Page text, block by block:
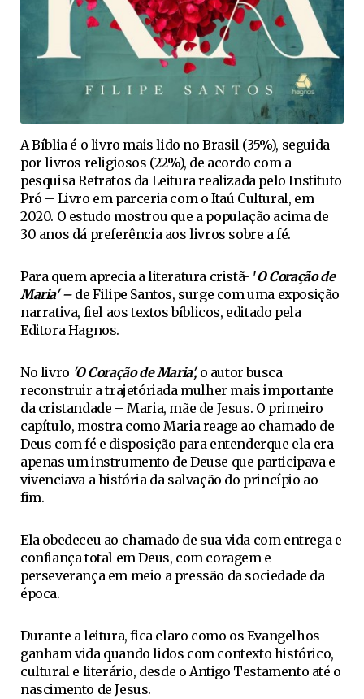
A Bíblia é o livro mais lido no Brasil (35%), seguida
por livros religiosos (22%), de acordo com a
pesquisa Retratos da Leitura realizada pelo Instituto
Pró – Livro em parceria com o Itaú Cultural, em
2020. O estudo mostrou que a população acima de
30 anos dá preferência aos livros sobre a fé.
Para quem aprecia a literatura cristã- 'O Coração de
Maria' – de Filipe Santos, surge com uma exposição
narrativa, fiel aos textos bíblicos, editado pela
Editora Hagnos.
No livro 'O Coração de Maria',o autor busca
reconstruir a trajetóriada mulher mais importante
da cristandade – Maria, mãe de Jesus. O primeiro
capítulo, mostra como Maria reage ao chamado de
Deus com fé e disposição para entenderque ela era
apenas um instrumento de Deuse que participava e
vivenciava a história da salvação do princípio ao
fim.
Ela obedeceu ao chamado de sua vida com entrega e
confiança total em Deus, com coragem e
perseverança em meio a pressão da sociedade da
época.
Durante a leitura, fica claro como os Evangelhos
ganham vida quando lidos com contexto histórico,
cultural e literário, desde o Antigo Testamento até o
nascimento de Jesus.